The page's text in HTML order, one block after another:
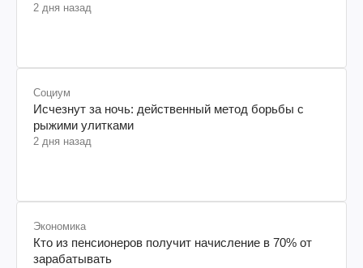
2 дня назад
Социум
Исчезнут за ночь: действенный метод борьбы с
рыжими улитками
2 дня назад
Экономика
Кто из пенсионеров получит начисление в 70% от
зарабатывать